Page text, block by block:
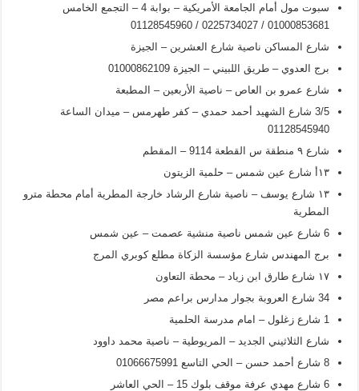
سبوت مول أمام الجامعة الأمريكية – بوابة 4 – التجمع الخامس
01000853681 / 0225734027 / 01128545960
شارع المساكن ناصية شارع العشرين – الجيزة
برج العدوي – طريق اللبيني – الجيزة 01000862109
شارع عمرو بن العاص – ناصية الأربعين – المطبعة
3/5 شارع الشهيد أحمد حمدي – كفر طهرمس – ميدان الساعة
01128545940
شارع ۹ منطقة س القطعة 9114 – المقطم
۱۳أ شارع عين شمس – حلمية الزيتون
۱۳ شارع يوسف – ناصية شارع الرشاد خارجة المطرية أمام محطة مترو
المطرية
6 شارع عين شمس ناصية منشية عصمت – عين شمس
برج المهندس شارع مؤسسة الزكاة مطلع كوبري المرج
۱۷ شارع طارق ابن زياد – محطة التعاون
34 شارع العروبة بجوار مدارس براعم مصر
1 شارع زغلول – امام مدرسة الحلمية
شارع الثلاثيني الجديد – المريوطية – ناصية محمد داوود
8 شارع أحمد حسن – الحي التاسع 01066675991
6 شارع مهدي عرفة موقف بلوك 15 – الحي العاشر